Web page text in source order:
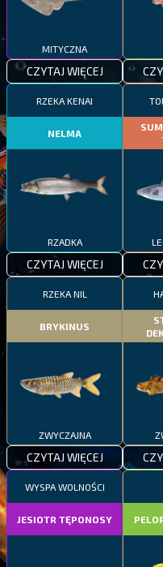
MITYCZNA
CZYTAJ WIĘCEJ
RZEKA KENAI
NELMA
RZADKA
CZYTAJ WIĘCEJ
RZEKA NIL
BRYKINUS
ZWYCZAJNA
CZYTAJ WIĘCEJ
WYSPA WOLNOŚCI
JESIOTR TĘPONOSY